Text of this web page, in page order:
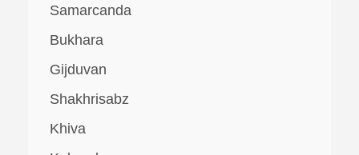
Samarcanda
Bukhara
Gijduvan
Shakhrisabz
Khiva